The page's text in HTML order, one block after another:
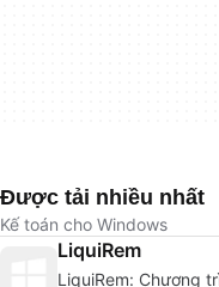
Được tải nhiều nhất
Kế toán cho Windows
LiquiRem
LiquiRem: Chương